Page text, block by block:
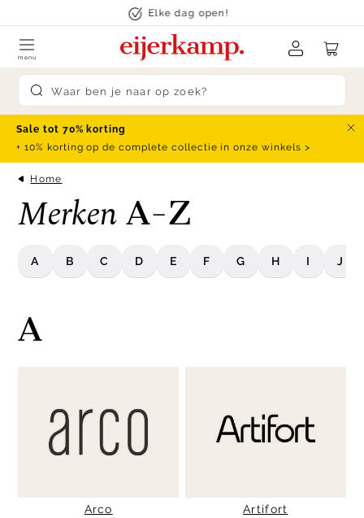
Elke dag open!
Submit search
menu
Sale tot 70% korting
+ 10% korting op de complete collectie in onze winkels >
Home
Merken A-Z
A B C D E F G H I J
A
Arco Artifort